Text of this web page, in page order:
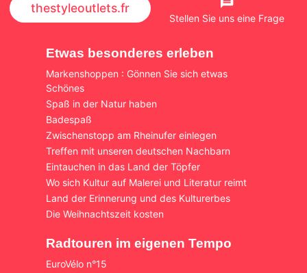
thestyleoutlets.fr
Stellen Sie uns eine Frage
Etwas besonderes erleben
Markenshoppen : Gönnen Sie sich etwas
Schönes
Spaß in der Natur haben
Badespaß
Zwischenstopp am Rheinufer einlegen
Treffen mit unseren deutschen Nachbarn
Eintauchen in das Land der Töpfer
Wo sich Kultur auf Malerei und Literatur reimt
Land der Erinnerung und des Kulturerbes
Die Weihnachtszeit kosten
Radtouren im eigenen Tempo
EuroVélo n°15